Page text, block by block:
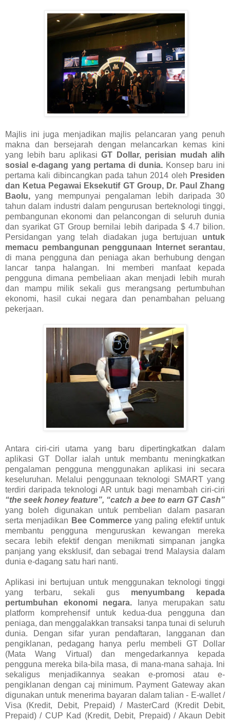
Majlis ini juga menjadikan majlis pelancaran yang penuh
makna dan bersejarah dengan melancarkan kemas kini
yang lebih baru aplikasi GT Dollar, perisian mudah alih
sosial e-dagang yang pertama di dunia.Konsep baru ini
pertama kali dibincangkan pada tahun 2014 oleh Presiden
dan Ketua Pegawai Eksekutif GT Group, Dr. Paul Zhang
Baolu,yang mempunyai pengalaman lebih daripada 30
tahun dalam industri dalam pengurusan berteknologi tinggi,
pembangunan ekonomi dan pelancongan di seluruh dunia
dan syarikat GT Group bernilai lebih daripada $ 4.7 bilion.
Persidangan yang telah diadakan juga bertujuan untuk
memacu pembangunan penggunaan Internet serantau,
di mana pengguna dan peniaga akan berhubung dengan
lancar tanpa halangan. Ini memberi manfaat kepada
pengguna dimana pembeliaan akan menjadi lebih murah
dan mampu milik sekali gus merangsang pertumbuhan
ekonomi, hasil cukai negara dan penambahan peluang
pekerjaan.
Antara ciri-ciri utama yang baru dipertingkatkan dalam
aplikasi GT Dollar ialah untuk membantu meningkatkan
pengalaman pengguna menggunakan aplikasi ini secara
keseluruhan. Melalui penggunaan teknologi SMART yang
terdiri daripada teknologi AR untuk bagi menambah ciri-ciri
“the seek honey feature”, “catch a bee to earn GT Cash”
yang boleh digunakan untuk pembelian dalam pasaran
serta menjadikan Bee Commerceyang paling efektif untuk
membantu pengguna menguruskan kewangan mereka
secara lebih efektif dengan menikmati simpanan jangka
panjang yang eksklusif, dan sebagai trend Malaysia dalam
dunia e-dagang satu hari nanti.
Aplikasi ini bertujuan untuk menggunakan teknologi tinggi
yang terbaru, sekali gus menyumbang kepada
pertumbuhan ekonomi negara.
Ianya merupakan satu
platform komprehensif untuk kedua-dua pengguna dan
peniaga, dan menggalakkan transaksi tanpa tunai di seluruh
dunia. Dengan sifar yuran pendaftaran, langganan dan
pengiklanan, pedagang hanya perlu membeli GT Dollar
(Mata Wang Virtual) dan mengedarkannya kepada
pengguna mereka bila-bila masa, di mana-mana sahaja. Ini
sekaligus menjadikannya seakan e-promosi atau e-
pengiklanan dengan caj minimum. Payment Gateway akan
digunakan untuk menerima bayaran dalam talian - E-wallet /
Visa (Kredit, Debit, Prepaid) / MasterCard (Kredit Debit,
Prepaid) / CUP Kad (Kredit, Debit, Prepaid) / Akaun Debit